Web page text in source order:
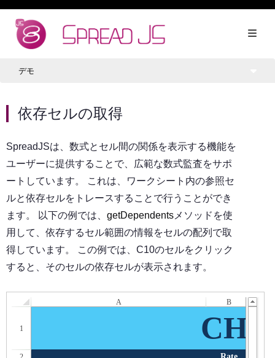
デモ
依存セルの取得
SpreadJSは、数式とセル間の関係を表示する機能を
ユーザーに提供することで、広範な数式監査をサポ
ートしています。 これは、ワークシート内の参照セ
ルと依存セルをトレースすることで行うことができ
ます。 以下の例では、 getDependents メソッドを使
用して、依存するセル範囲の情報をセルの配列で取
得しています。 この例では、C10のセルをクリック
すると、そのセルの依存セルが表示されます。